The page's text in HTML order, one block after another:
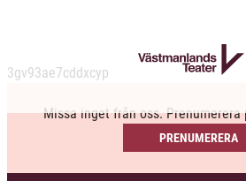
3gv93ae7cddxcyp
Missa inget från oss. Prenumerera
PRENUMERERA